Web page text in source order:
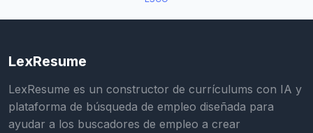
LexResume
LexResume es un constructor de currículums con IA y
plataforma de búsqueda de empleo diseñada para
ayudar a los buscadores de empleo a crear